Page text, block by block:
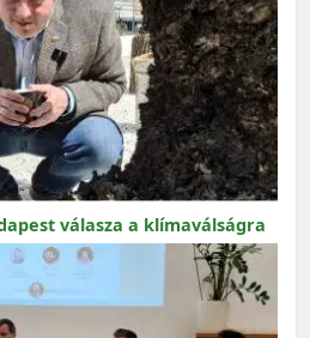
válasza a klímaválságra